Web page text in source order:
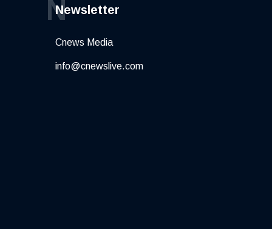
Newsletter
N
Cnews Media
info@cnewslive.com